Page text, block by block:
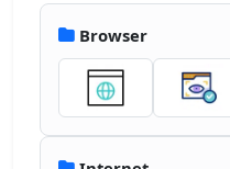
Browser